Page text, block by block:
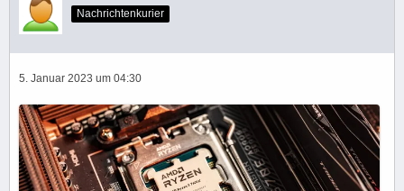
Nachrichtenkurier
5. Januar 2023 um 04:30